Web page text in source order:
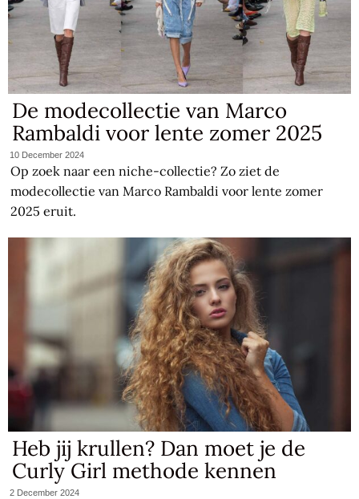
De modecollectie van Marco
Rambaldi voor lente zomer 2025
10 December 2024
Op zoek naar een niche-collectie? Zo ziet de
modecollectie van Marco Rambaldi voor lente zomer
2025 eruit.
Heb jij krullen? Dan moet je de
Curly Girl methode kennen
2 December 2024